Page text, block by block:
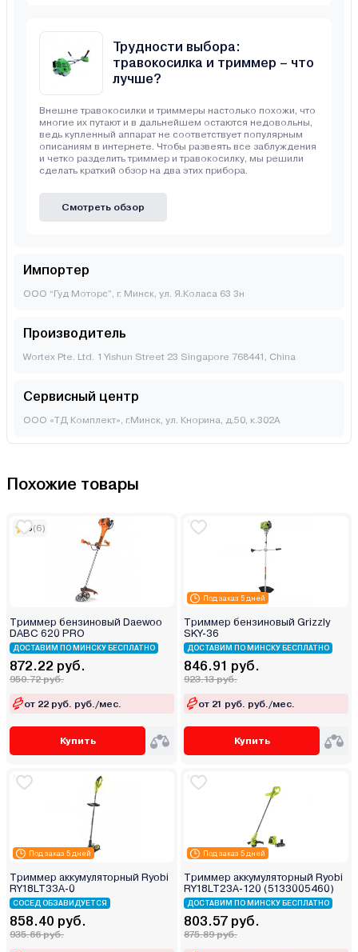
Трудности выбора:
травокосилка и триммер – что
лучше?
Внешне травокосилки и триммеры настолько похожи, что
многие их путают и в дальнейшем остаются недовольны,
ведь купленный аппарат не соответствует популярным
описаниям в интернете. Чтобы развеять все заблуждения
и четко разделить триммер и травокосилку, мы решили
сделать краткий обзор на два этих прибора.
Смотреть обзор
Импортер
ООО “Гуд Моторс”, г. Минск, ул. Я.Коласа 63 3н
Производитель
Wortex Pte. Ltd. 1 Yishun Street 23 Singapore 768441, China
Сервисный центр
ООО «ТД Комплект», г.Минск, ул. Кнорина, д.50, к.302А
Похожие товары
5(6)
Триммер бензиновый Daewoo
DABC 620 PRO
ДОСТАВИМ ПО МИНСКУ БЕСПЛАТНО
872.22 руб.
950.72 руб.
от 22 руб. руб./мес.
Купить
Под заказ 5 дней
Триммер бензиновый Grizzly
SKY-36
ДОСТАВИМ ПО МИНСКУ БЕСПЛАТНО
846.91 руб.
923.13 руб.
от 21 руб. руб./мес.
Купить
Под заказ 5 дней
Триммер аккумуляторный Ryobi
RY18LT33A-0
СОСЕД ОБЗАВИДУЕТСЯ
858.40 руб.
935.66 руб.
Под заказ 5 дней
Триммер аккумуляторный Ryobi
RY18LT23A-120 (5133005460)
ДОСТАВИМ ПО МИНСКУ БЕСПЛАТНО
803.57 руб.
875.89 руб.